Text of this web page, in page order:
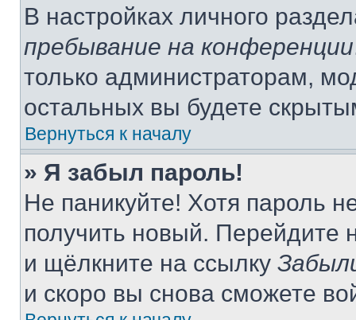
В настройках личного
пребывание на конференции
только администраторам,
остальных вы будете
Вернуться к началу
» Я забыл пароль!
Не паникуйте! Хотя пароль
получить новый. Перейдите
и щёлкните на ссылку
и скоро вы снова сможете